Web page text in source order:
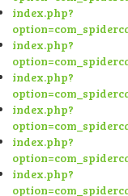
index.php?
index.php?
index.php?
index.php?
index.php?
index.php?